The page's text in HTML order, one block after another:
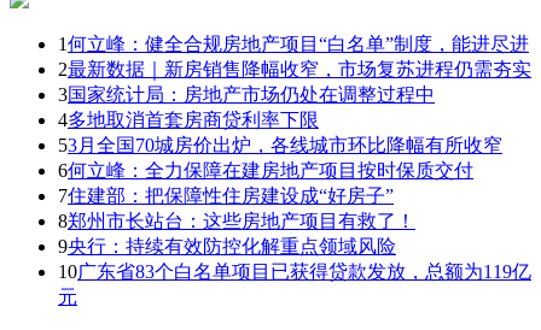
1何立峰：健全合规房地产项目“白名单”制度，能进尽进
2最新数据｜新房销售降幅收窄，市场复苏进程仍需夯实
3国家统计局：房地产市场仍处在调整过程中
4多地取消首套房商贷利率下限
53月全国70城房价出炉，各线城市环比降幅有所收窄
6何立峰：全力保障在建房地产项目按时保质交付
7住建部：把保障性住房建设成“好房子”
8郑州市长站台：这些房地产项目有救了！
9央行：持续有效防控化解重点领域风险
10广东省83个白名单项目已获得贷款发放，总额为119亿
元